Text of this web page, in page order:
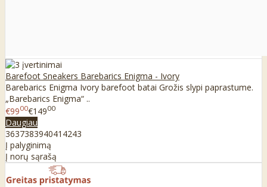
Barefoot Sneakers Barebarics Enigma - Ivory
Barebarics Enigma Ivory barefoot batai Grožis slypi paprastume.
„Barebarics Enigma“ ..
€9900€14900
Daugiau
363738394041 4243
Į palyginimą
Į norų sąrašą